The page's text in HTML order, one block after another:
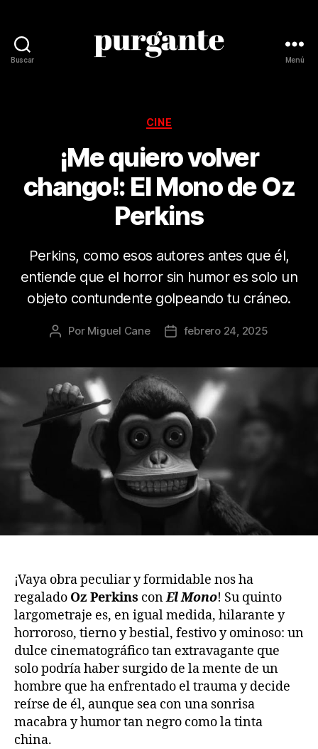
Buscar Menú
Categorías
CINE
¡Me quiero volver
chango!: El Mono de Oz
Perkins
Perkins, como esos autores antes que él,
entiende que el horror sin humor es solo un
objeto contundente golpeando tu cráneo.
Autor
publicación
Por Miguel Cane
Fecha
publicación
febrero 24, 2025
¡Vaya obra peculiar y formidable nos ha
regalado Oz Perkins conEl Mono! Su quinto
largometraje es, en igual medida, hilarante y
horroroso, tierno y bestial, festivo y ominoso: un
dulce cinematográfico tan extravagante que
solo podría haber surgido de la mente de un
hombre que ha enfrentado el trauma y decide
reírse de él, aunque sea con una sonrisa
macabra y humor tan negro como la tinta
china.